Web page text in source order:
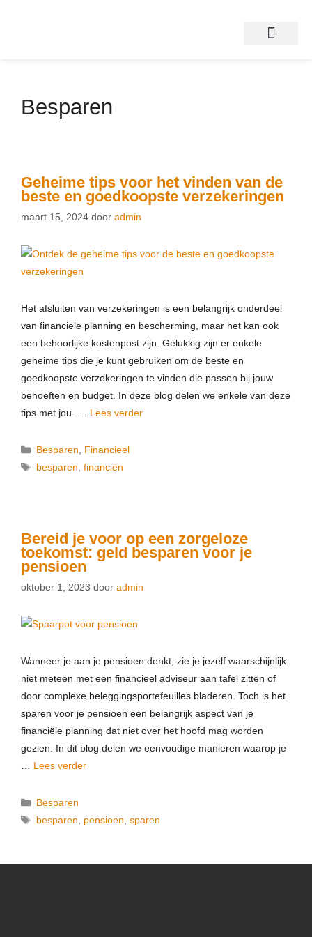
Besparen
Geheime tips voor het vinden van de
beste en goedkoopste verzekeringen
maart 15, 2024 door admin
Het afsluiten van verzekeringen is een belangrijk onderdeel
van financiële planning en bescherming, maar het kan ook
een behoorlijke kostenpost zijn. Gelukkig zijn er enkele
geheime tips die je kunt gebruiken om de beste en
goedkoopste verzekeringen te vinden die passen bij jouw
behoeften en budget. In deze blog delen we enkele van deze
tips met jou. … Lees verder
Besparen
Financieel
besparen ,financiën
Bereid je voor op een zorgeloze
toekomst: geld besparen voor je
pensioen
oktober 1, 2023 door admin
Wanneer je aan je pensioen denkt, zie je jezelf waarschijnlijk
niet meteen met een financieel adviseur aan tafel zitten of
door complexe beleggingsportefeuilles bladeren. Toch is het
sparen voor je pensioen een belangrijk aspect van je
financiële planning dat niet over het hoofd mag worden
gezien. In dit blog delen we eenvoudige manieren waarop je
Lees verder
Besparen
besparen
pensioen ,sparen